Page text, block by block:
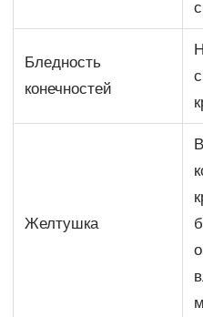
Бледность
конечностей
Желтушка